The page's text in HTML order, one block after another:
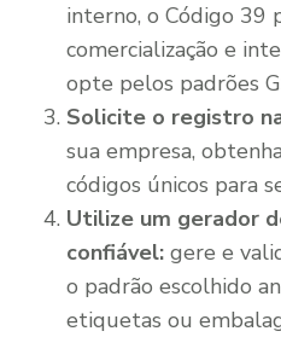
interno, o Código 39
comercialização e
opte pelos padrões
Solicite o registro
sua empresa,
códigos únicos para
Utilize um gerador
confiável: gere e
o padrão escolhido
etiquetas ou